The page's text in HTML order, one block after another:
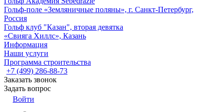
Гольф-поле «Земляничные поляны», г. Санкт-Петербург,
Россия
Гольф клуб "Казан", вторая девятка
«Свияга Хиллс», Казань
Информация
Наши услуги
Программа строительства
+7 (499) 286-88-73
Заказать звонок
Задать вопрос
Войти